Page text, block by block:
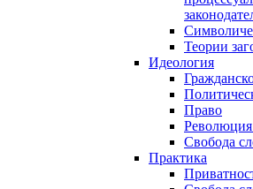
Теории
Идеология
Право
Свобода
Практика